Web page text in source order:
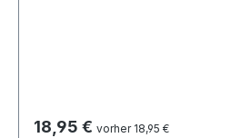
Regulärer Preis:
18,95 € vorher 18,95 €